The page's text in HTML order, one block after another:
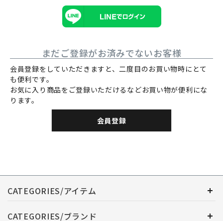
まだご登録がお済みでないお客様
会員登録をしていただきますと、二度目のお買い物時にとて
も便利です。
お気に入り商品をご登録いただけるなどお買い物が便利にな
ります。
会員登録
CATEGORIES/アイテム
CATEGORIES/ブランド